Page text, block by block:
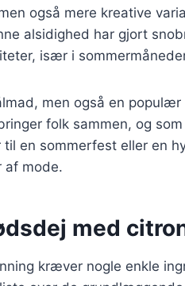
også mere kreative
alsidighed har gjort
især i
men også en populær
folk sammen, og
en sommerfest eller en
af mode.
med
kræver nogle enkle